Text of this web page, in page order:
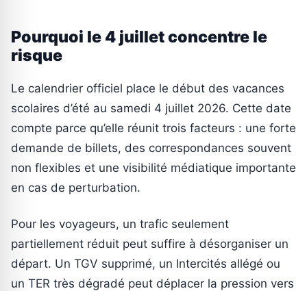
Pourquoi le 4 juillet concentre le
risque
Le calendrier officiel place le début des vacances
scolaires d’été au samedi 4 juillet 2026. Cette date
compte parce qu’elle réunit trois facteurs : une forte
demande de billets, des correspondances souvent
non flexibles et une visibilité médiatique importante
en cas de perturbation.
Pour les voyageurs, un trafic seulement
partiellement réduit peut suffire à désorganiser un
départ. Un TGV supprimé, un Intercités allégé ou
un TER très dégradé peut déplacer la pression vers